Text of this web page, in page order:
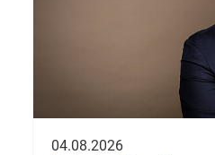
04.08.2026